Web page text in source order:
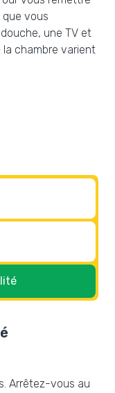
vous
une TV et
la chambre varient
Arrêtez-vous au